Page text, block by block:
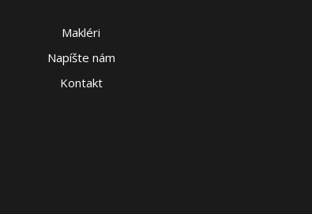
Makléri
Napíšte nám
Kontakt